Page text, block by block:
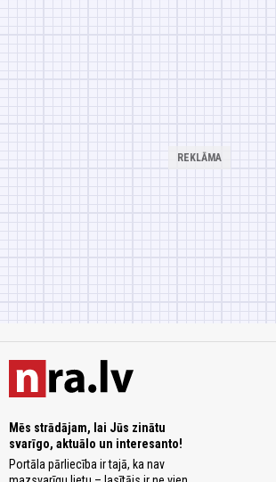
Mēs strādājam, lai Jūs zinātu
svarīgo, aktuālo un interesanto!
Portāla pārliecība ir tajā, ka nav